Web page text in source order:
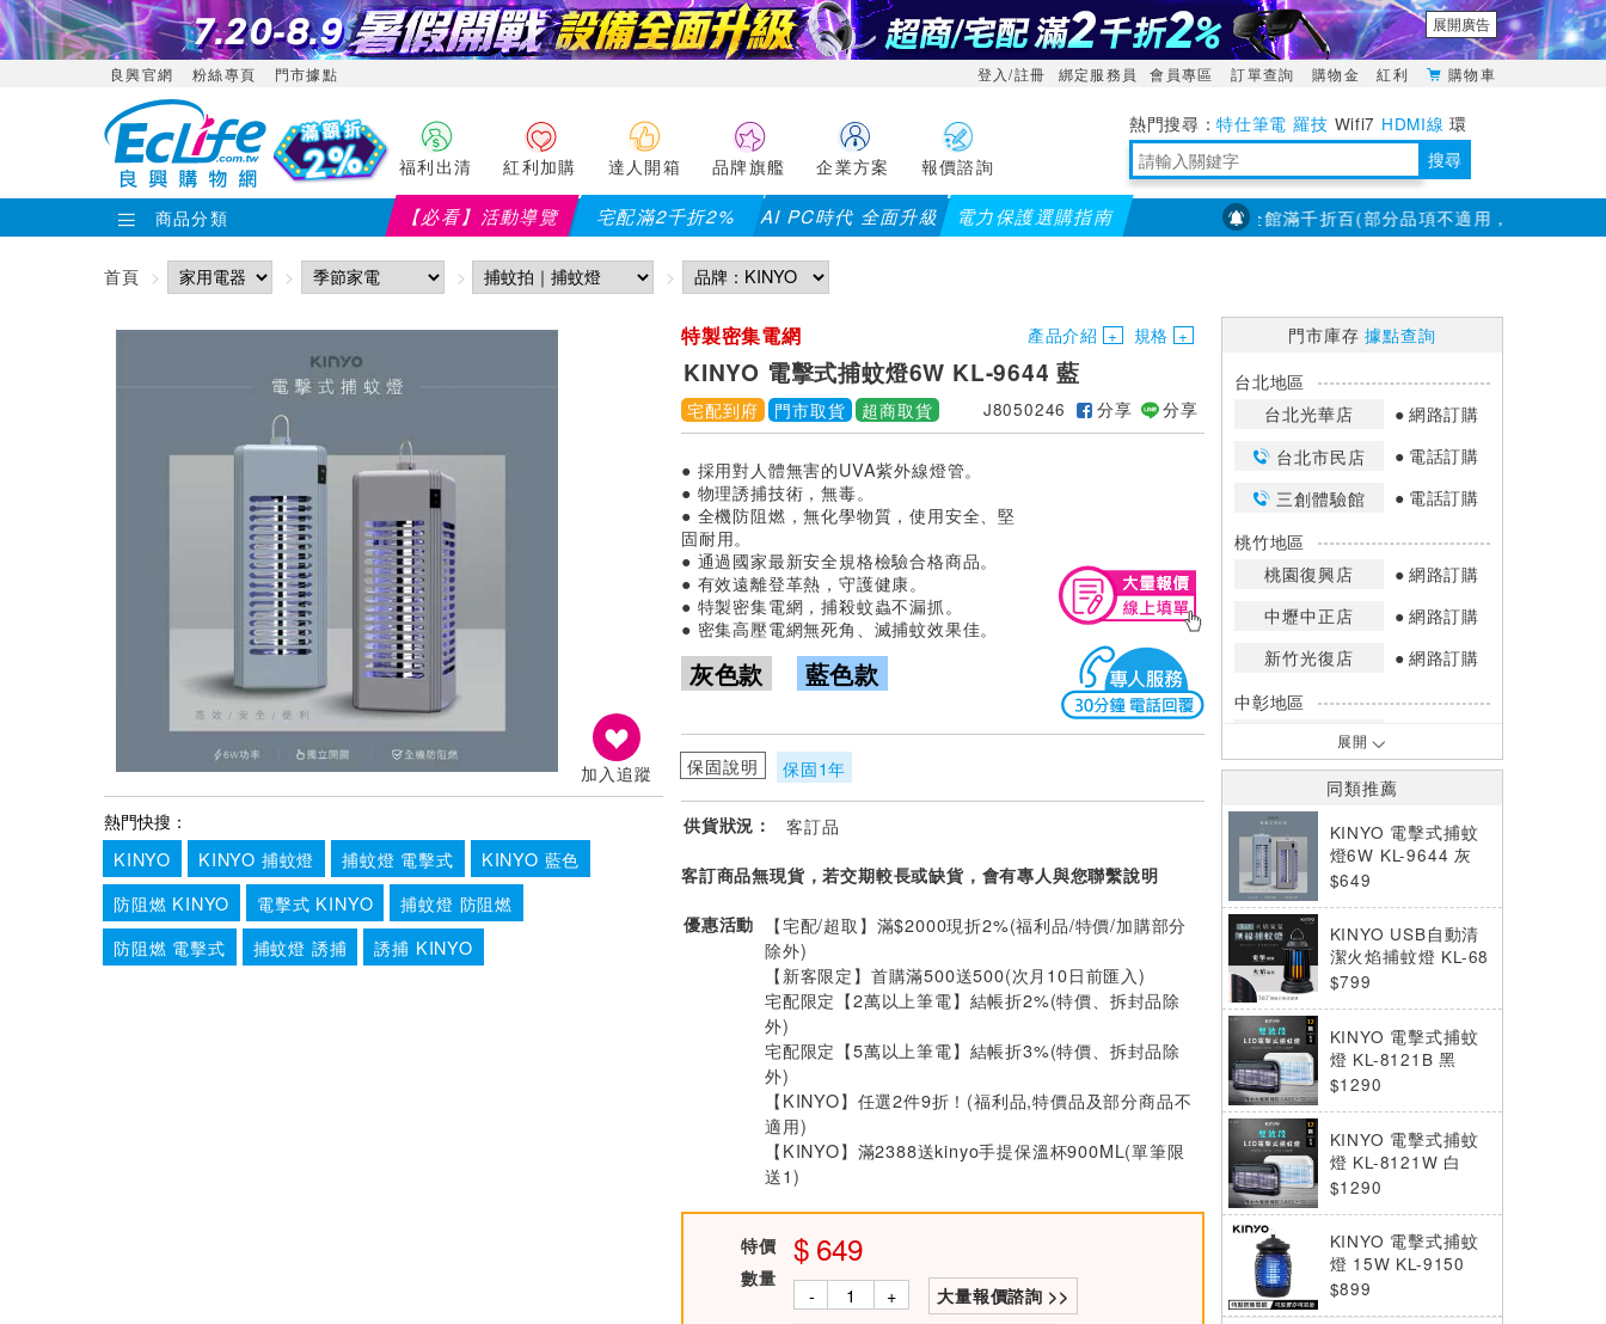
展開廣告
良興官網 粉絲專頁 門市據點 登入/註冊 綁定服務員 會員專區 訂單查詢 購物金 紅利 購物車
福利出清 紅利加購 達人開箱 品牌旗艦 企業方案 報價諮詢
特仕筆電 羅技 Wifi7 HDMI線 環
境量測 明緯POWER 搜尋
商品分類 【必看】活動導覽 宅配滿2千折2% AI PC時代 全面升級 電力保護選購指南【PX大通】全館滿千折百(部分品項不適用，滿2千折200...)
首頁
加入追蹤
熱門快搜：
KINYO
KINYO 捕蚊燈 捕蚊燈 電擊式
KINYO 藍色
防阻燃 KINYO
電擊式 KINYO
捕蚊燈 防阻燃
防阻燃 電擊式
捕蚊燈 誘捕 誘捕 KINYO
特製密集電網 產品介紹 規格
KINYO 電擊式捕蚊燈6W KL-9644 藍
宅配到府 門市取貨 超商取貨 J8050246 分享 分享
● 採用對人體無害的UVA紫外線燈管。
● 物理誘捕技術，無毒。
● 全機防阻燃，無化學物質，使用安全、堅
固耐用。
● 通過國家最新安全規格檢驗合格商品。
● 有效遠離登革熱，守護健康。
● 特製密集電網，捕殺蚊蟲不漏抓。
● 密集高壓電網無死角、滅捕蚊效果佳。
灰色款 藍色款
保固說明 保固1年
供貨狀況： 客訂品
客訂商品無現貨，若交期較長或缺貨，會有專人與您聯繫說明
優惠活動
【宅配/超取】滿$2000現折2%(福利品/特價/加購部分
除外)
【新客限定】首購滿500送500(次月10日前匯入)
宅配限定【2萬以上筆電】結帳折2%(特價、拆封品除
外)
宅配限定【5萬以上筆電】結帳折3%(特價、拆封品除
外)
【KINYO】任選2件9折！(福利品,特價品及部分商品不
適用)
【KINYO】滿2388送kinyo手提保溫杯900ML(單筆限
送1)
特價 649
數量
- + 大量報價諮詢 >>
門市庫存據點查詢
台北地區
台北光華店
網路訂購
台北市民店
電話訂購
三創體驗館
電話訂購
桃竹地區
桃園復興店
網路訂購
中壢中正店
網路訂購
新竹光復店
網路訂購
中彰地區
台中英才店
嘉南地區
高雄中華店
高雄鳳山店
網路訂購
*庫存數量：網路訂購(0)、少量庫存
(1~2)、現貨充足(3以上)。
*門市庫存以店內實際數量為準，可使
用專人服務或撥打門市電話洽詢。
展開
同類推薦
KINYO 電擊式捕蚊
燈6W KL-9644 灰
$649
KINYO USB自動清
潔火焰捕蚊燈 KL-68
01
$799
KINYO 電擊式捕蚊
燈 KL-8121B 黑
$1290
KINYO 電擊式捕蚊
燈 KL-8121W 白
$1290
KINYO 電擊式捕蚊
燈 15W KL-9150
$899